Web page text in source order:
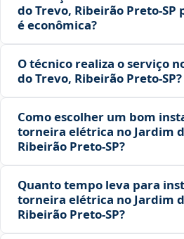
do Trevo, Ribeirão
é econômica?
O técnico realiza o serviço
do Trevo, Ribeirão Preto‑SP?
Como escolher um bom
torneira elétrica no Jardim
Ribeirão Preto‑SP?
Quanto tempo leva para
torneira elétrica no Jardim
Ribeirão Preto‑SP?